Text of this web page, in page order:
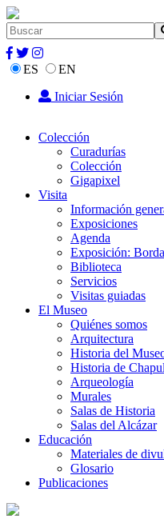
ES
EN
Iniciar Sesión
Colección
Curadurías
Colección
Gigapixel
Visita
Información
Exposiciones
Agenda
Exposición:
Biblioteca
Servicios
Visitas guiadas
El Museo
Quiénes somos
Arquitectura
Historia del
Historia de
Arqueología
Murales
Salas de Historia
Salas del Alcázar
Educación
Materiales de
Glosario
Publicaciones